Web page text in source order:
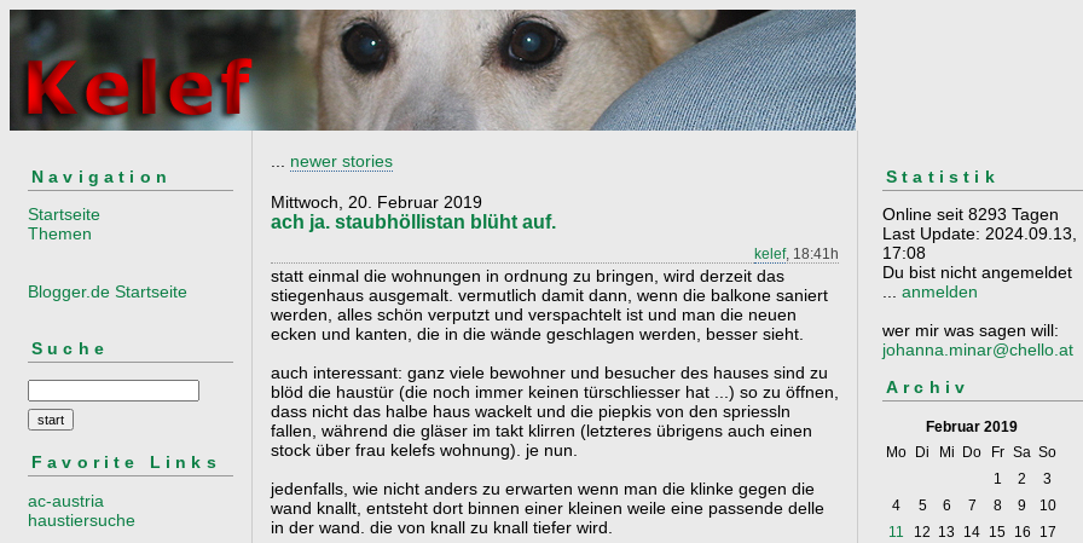
Navigation
Startseite
Themen
Blogger.de Startseite
Suche
Favorite Links
ac-austria
haustiersuche
newer stories
Mittwoch, 20. Februar 2019
ach ja. staubhöllistan blüht auf.
kelef, 18:41h
statt einmal die wohnungen in ordnung zu bringen, wird derzeit das
stiegenhaus ausgemalt. vermutlich damit dann, wenn die balkone saniert
werden, alles schön verputzt und verspachtelt ist und man die neuen
ecken und kanten, die in die wände geschlagen werden, besser sieht.
auch interessant: ganz viele bewohner und besucher des hauses sind zu
blöd die haustür (die noch immer keinen türschliesser hat ...) so zu öffnen,
dass nicht das halbe haus wackelt und die piepkis von den spriessln
fallen, während die gläser im takt klirren (letzteres übrigens auch einen
stock über frau kelefs wohnung). je nun.
jedenfalls, wie nicht anders zu erwarten wenn man die klinke gegen die
wand knallt, entsteht dort binnen einer kleinen weile eine passende delle
in der wand. die von knall zu knall tiefer wird.
Statistik
Online seit 8293 Tagen
Last Update: 2024.09.13,
17:08
Du bist nicht angemeldet
... anmelden
wer mir was sagen will:
johanna.minar@chello.at
Archiv
Februar 2019
Mo
Di Mi Do Fr Sa So
1
2
3
4
5 6 7 8 9
10
11
12 13 14 15 16
17